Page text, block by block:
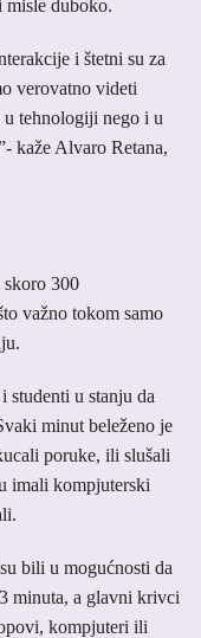
duboko.
i štetni su za
verovatno videti
u tehnologiji nego i u
kaže Alvaro Retana,
skoro 300
važno tokom samo
studenti u stanju da
minut beleženo je
poruke, ili slušali
imali kompjuterski
bili u mogućnosti da
minuta, a glavni krivci
kompjuteri ili